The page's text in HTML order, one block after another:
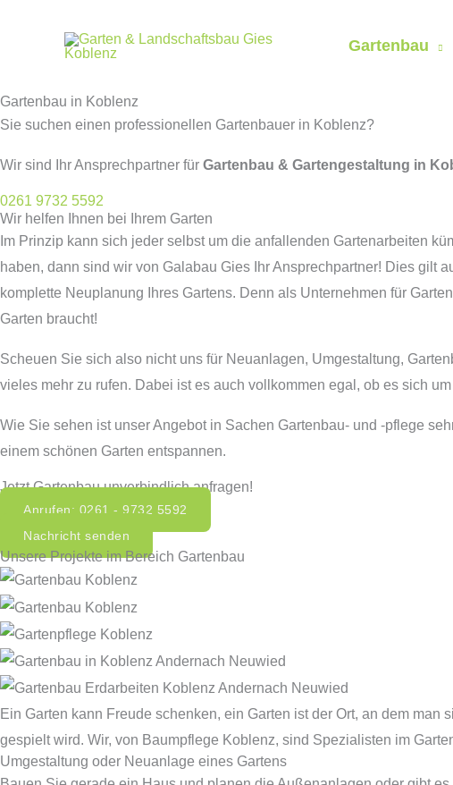
Gartenbau
Gartenbau in Koblenz
Sie suchen einen professionellen Gartenbauer in Koblenz?
Wir sind Ihr Ansprechpartner für Gartenbau & Gartengestaltung in
0261 9732 5592
Wir helfen Ihnen bei Ihrem Garten
Im Prinzip kann sich jeder selbst um die anfallenden Gartenarbeiten
haben, dann sind wir von Galabau Gies Ihr Ansprechpartner! Dies gilt
komplette Neuplanung Ihres Gartens. Denn als Unternehmen für
Garten braucht!
Scheuen Sie sich also nicht uns für Neuanlagen, Umgestaltung,
vieles mehr zu rufen. Dabei ist es auch vollkommen egal, ob es sich
Wie Sie sehen ist unser Angebot in Sachen Gartenbau- und -pflege
einem schönen Garten entspannen.
Jetzt Gartenbau unverbindlich anfragen!
Anrufen: 0261 - 9732 5592
Nachricht senden
Unsere Projekte im Bereich Gartenbau
Ein Garten kann Freude schenken, ein Garten ist der Ort, an dem
gespielt wird. Wir, von Baumpflege Koblenz, sind Spezialisten im
Umgestaltung oder Neuanlage eines Gartens